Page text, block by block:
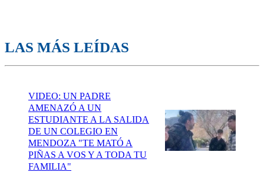
LAS MÁS LEÍDAS
VIDEO: UN PADRE
AMENAZÓ A UN
ESTUDIANTE A LA SALIDA
DE UN COLEGIO EN
MENDOZA "TE MATÓ A
PIÑAS A VOS Y A TODA TU
FAMILIA"